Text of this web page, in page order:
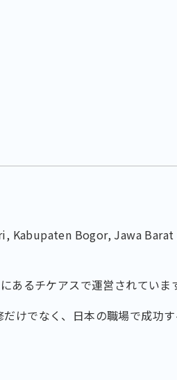
Kabupaten Bogor, Jawa Barat
るチケアスで運営されています
けでなく、日本の職場で成功